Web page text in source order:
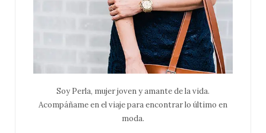
Soy Perla, mujer joven y amante de la vida.
Acompáñame en el viaje para encontrar lo último en
moda.